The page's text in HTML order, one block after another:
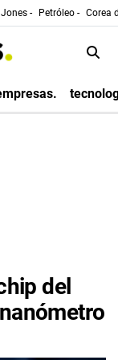
- Petróleo - Corea
del